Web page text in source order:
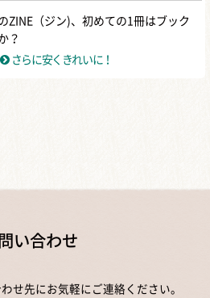
ZINE（ジン)、初めての1冊はブック
？
さらに安くきれいに！
い合わせ
せ先にお気軽にご連絡ください。